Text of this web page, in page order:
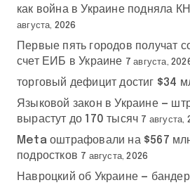
как война в Украине подняла
августа, 2026
Первые пять городов получат
счет ЕИБ в Украине 7 августа,
торговый дефицит достиг $34
Языковой закон в Украине —
вырастут до 170 тысяч 7 августа,
Meta оштрафовали на $567
подростков 7 августа, 2026
Навроцкий об Украине —